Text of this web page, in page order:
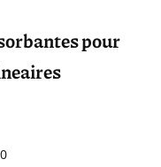
pour